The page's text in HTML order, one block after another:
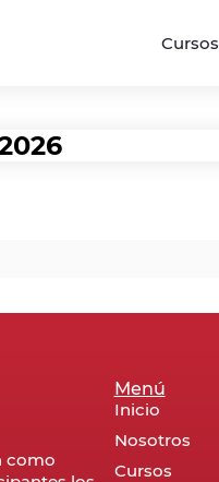
Cursos
como
Menú
Inicio
Nosotros
Cursos